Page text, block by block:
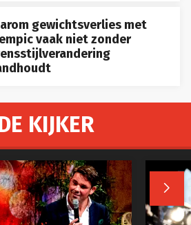
gewichtsverlies met
vaak niet zonder
KIJKER
